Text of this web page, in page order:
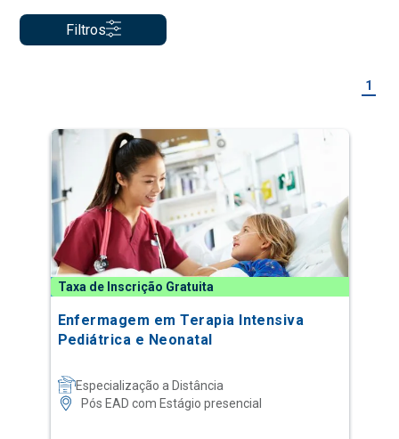
Filtros
1
Taxa de Inscrição Gratuita
Enfermagem em Terapia Intensiva
Pediátrica e Neonatal
Especialização a Distância
Pós EAD com Estágio presencial